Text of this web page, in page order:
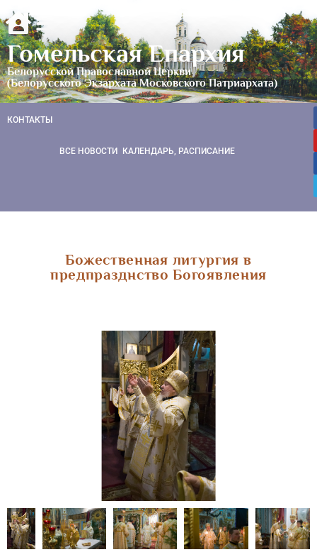
Гомельская Епархия
Белорусской Православной Церкви
(Белорусского Экзархата Московского Патриархата)
КОНТАКТЫ
ВСЕ НОВОСТИ КАЛЕНДАРЬ, РАСПИСАНИЕ
Божественная литургия в
предпразднство Богоявления